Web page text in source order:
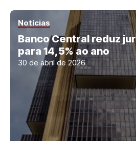
Notícias
Banco Central reduz
para 14,5% ao ano
30 de abril de 2026